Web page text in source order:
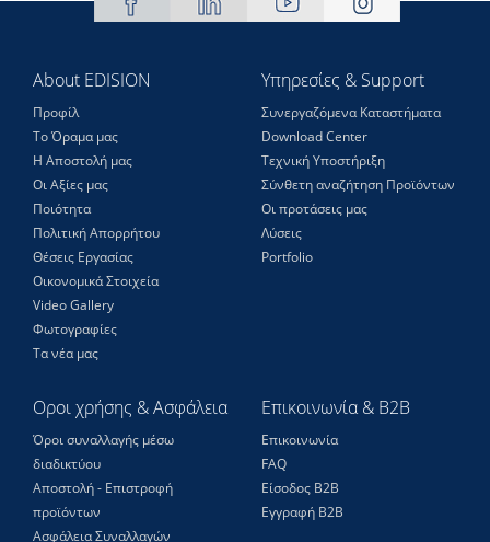
About EDISION
Προφίλ
Το Όραμα μας
Η Αποστολή μας
Οι Αξίες μας
Ποιότητα
Πολιτική Απορρήτου
Θέσεις Eργασίας
Οικονομικά Στοιχεία
Video Gallery
Φωτογραφίες
Τα νέα μας
Υπηρεσίες & Support
Συνεργαζόμενα Καταστήματα
Download Center
Τεχνική Υποστήριξη
Σύνθετη αναζήτηση Προϊόντων
Οι προτάσεις μας
Λύσεις
Portfolio
Οροι χρήσης & Ασφάλεια
Όροι συναλλαγής μέσω
διαδικτύου
Αποστολή - Επιστροφή
προϊόντων
Ασφάλεια Συναλλαγών
Επικοινωνία & B2B
Επικοινωνία
FAQ
Είσοδος Β2Β
Εγγραφή Β2Β